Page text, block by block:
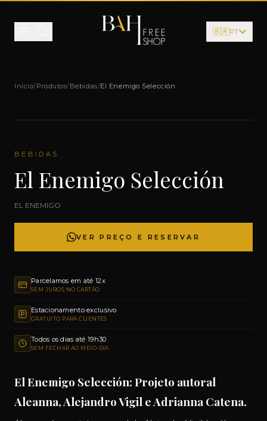
🇧🇷PT
Início/Produtos/Bebidas/El Enemigo Selección
BEBIDAS
El Enemigo Selección
EL ENEMIGO
VER PREÇO E RESERVAR
Parcelamos em até 12x
SEM JUROS NO CARTÃO
Estacionamento exclusivo
GRATUITO PARA CLIENTES
Todos os dias até 19h30
SEM FECHAR AO MEIO-DIA
El Enemigo Selección: Projeto autoral
Aleanna, Alejandro Vigil e Adrianna Catena.